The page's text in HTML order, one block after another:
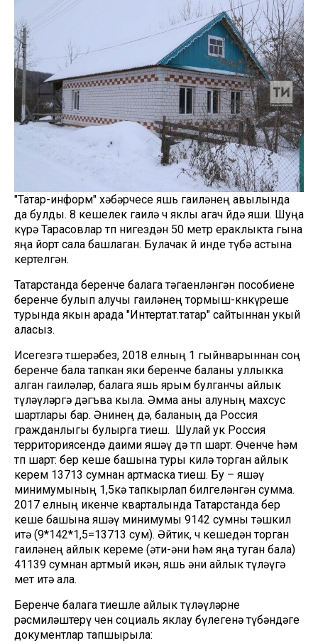
"Татар-информ" хәбәрчесе яшь гаиләнең авылында
да булды. 8 кешелек гаилә өч яклы агач өйдә яши. Шуңа
күрә Тарасовлар төп нигездән 50 метр ераклыкта гына
яңа йорт сала башлаган. Булачак өй инде түбә астына
кертелгән.
Татарстанда беренче балага тәгаенләнгән пособиене
беренче булып алучы гаиләнең тормыш-көнкүреше
турында якын арада "Интертат.татар" сайтыннан укый
аласыз.
Исегезгә төшерәбез, 2018 елның 1 гыйнварыннан соң
беренче бала тапкан яки беренче баланы уллыкка
алган гаиләләр, балага яшь ярым булганчы айлык
түләүләргә дәгъва кыла. Әмма аны алуның махсус
шартлары бар. Әнинең дә, баланың да Россия
гражданлыгы булырга тиеш. Шулай ук Россия
территориясендә даими яшәү дә төп шарт. Өченче һәм
төп шарт: бер кеше башына туры килә торган айлык
керем 13713 сумнан артмаска тиеш. Бу – яшәү
минимумының 1,5кә тапкырлап билгеләнгән сумма.
2017 елның икенче кварталында Татарстанда бер
кеше башына яшәү минимумы 9142 сумны тәшкил
итә (9*142*1,5=13713 сум). Әйтик, өч кешедән торган
гаиләнең айлык кереме (әти-әни һәм яңа туган бала)
41139 сумнан артмый икән, яшь әни айлык түләүгә
өмет итә ала.
Беренче балага тиешле айлык түләүләрне
рәсмиләштерү өчен социаль яклау бүлегенә түбәндәге
документлар тапшырыла: